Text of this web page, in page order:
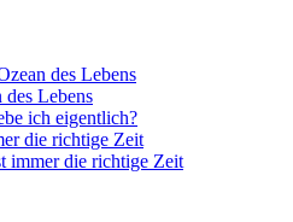
des Lebens
Lebens
ich eigentlich?
die richtige Zeit
immer die richtige Zeit